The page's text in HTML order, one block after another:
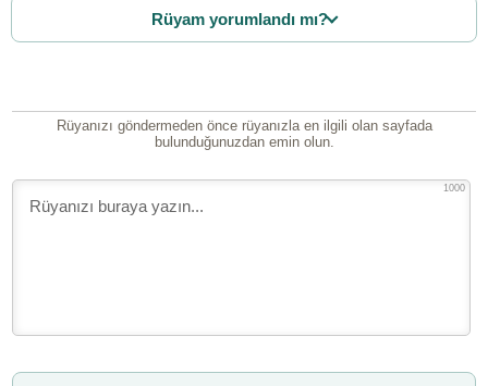
Rüyam yorumlandı mı?
Rüyanızı göndermeden önce rüyanızla en ilgili olan sayfada
bulunduğunuzdan emin olun.
1000